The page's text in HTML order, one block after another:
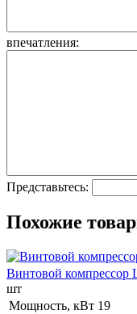
впечатления:
Представьтесь:
Похожие
Винтовой компрессор
шт
Мощность, кВт 19